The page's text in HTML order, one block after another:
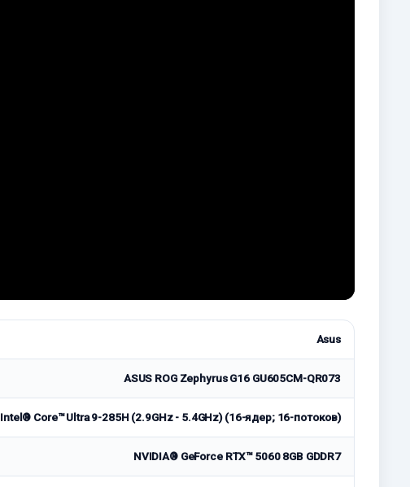
Asus
ASUS ROG Zephyrus G16 GU605CM-QR073
Intel® Core™ Ultra 9-285H (2.9GHz - 5.4GHz) (16-ядер; 16-потоков)
NVIDIA® GeForce RTX™ 5060 8GB GDDR7